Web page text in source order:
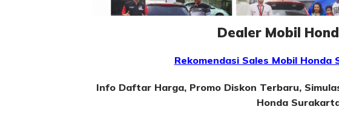
Dealer Mobil
Rekomendasi Sales Mobil Honda
Info Daftar Harga, Promo Diskon Terbaru,
Honda